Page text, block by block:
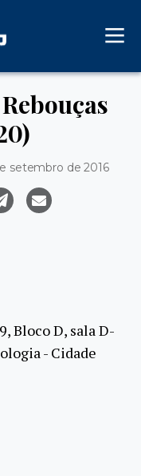
setembro de 2016
Bloco D, sala D-
- Cidade